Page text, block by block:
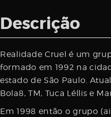
Descrição
Realidade Cruel é um
formado em 1992 na
estado de São Paulo.
Bola8, TM, Tuca Léllis e
Em 1998 então o grupo